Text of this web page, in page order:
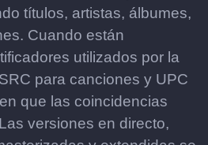
títulos, artistas, álbumes,
Cuando están
utilizados por la
para canciones y UPC
que las coincidencias
versiones en directo,